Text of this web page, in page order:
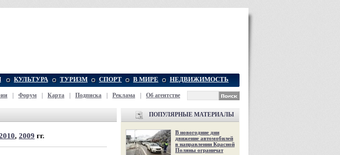
КУЛЬТУРА ТУРИЗМ СПОРТ В МИРЕ НЕДВИЖИМОСТЬ
Форум Карта Подписка Реклама Об агентстве
, 2009 гг.
ПОПУЛЯРНЫЕ МАТЕРИАЛЫ
В новогодние дни
движение автомобилей
в направлении Красной
Поляны ограничат